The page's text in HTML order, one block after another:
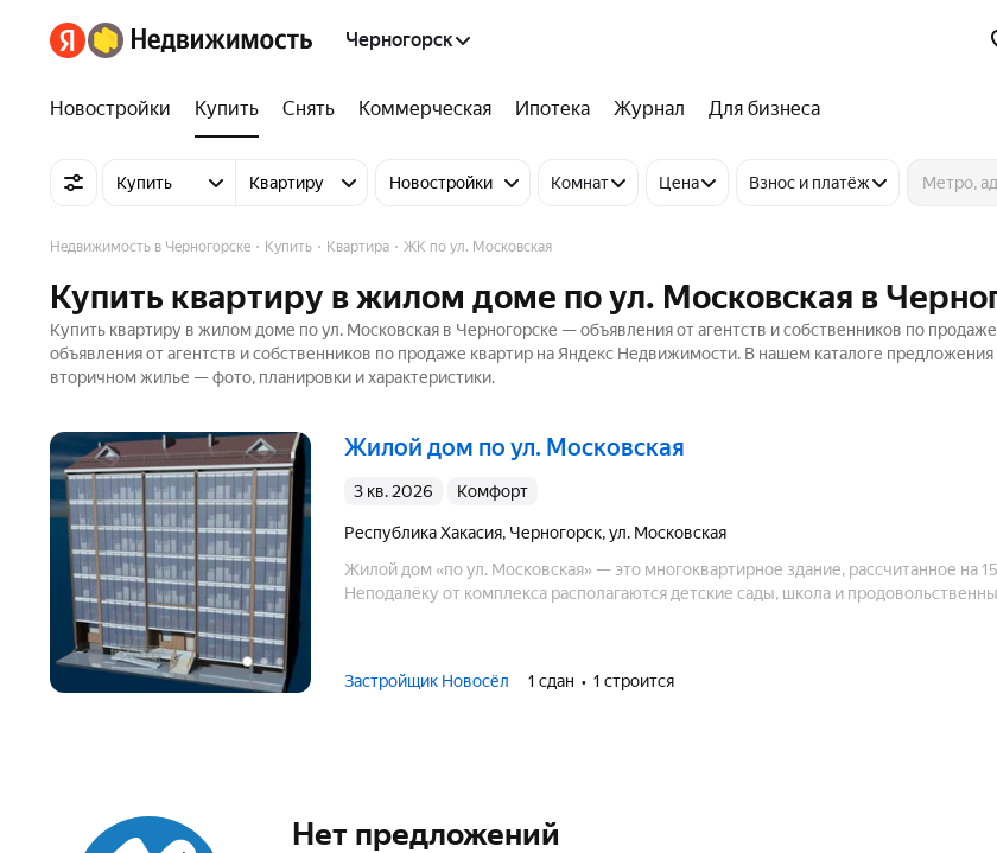
Черногорск
Новостройки Купить Снять Коммерческая Ипотека Журнал Для бизнеса
Купить Квартиру Новостройки Комнат Цена Взнос и платёж
Недвижимость в Черногорске Купить Квартира ЖК по ул. Московская
Купить квартиру в жилом доме по ул. Московская в
Купить квартиру в жилом доме по ул. Московская в Черногорске — объявления от агентств и собственников по
объявления от агентств и собственников по продаже квартир на Яндекс Недвижимости. В нашем каталоге предложения
вторичном жилье — фото, планировки и характеристики.
жилой дом по ул. Московская
3 кв. 2026 комфорт
Республика Хакасия, Черногорск,ул. Московская
Жилой дом «по ул. Московская» — это многоквартирное здание, рассчитанное на
Неподалёку от комплекса располагаются детские сады, школа и
Застройщик Новосёл 1 сдан 1 строится
Нет предложений